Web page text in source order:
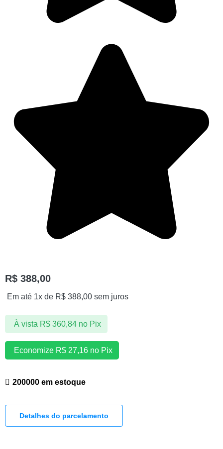
R$ 388,00
Em até 1x de R$ 388,00 sem juros
À vista R$360,84 no Pix
Economize R$27,16no Pix
200000 em estoque
Detalhes do parcelamento